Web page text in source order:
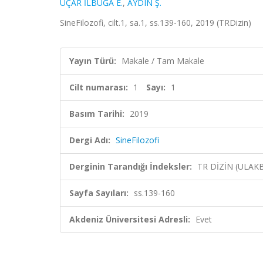
UÇAR İLBUĞA E., AYDIN Ş.
SineFilozofi, cilt.1, sa.1, ss.139-160, 2019 (TRDizin)
Yayın Türü: Makale / Tam Makale
Cilt numarası: 1 Sayı: 1
Basım Tarihi: 2019
Dergi Adı: SineFilozofi
Derginin Tarandığı İndeksler: TR DİZİN
Sayfa Sayıları: ss.139-160
Akdeniz Üniversitesi Adresli: Evet